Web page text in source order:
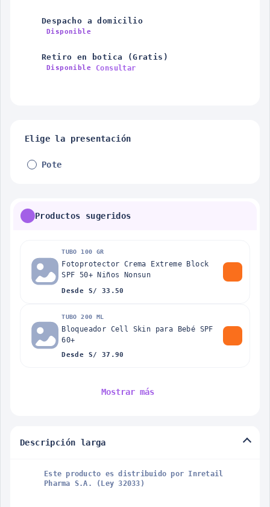
Despacho a domicilio
Disponible
Retiro en botica (Gratis)
Disponible Consultar
Elige la presentación
Pote
Productos sugeridos
TUBO 100 GR
Fotoprotector Crema Extreme Block
SPF 50+ Niños Nonsun
Desde S/ 33.50
TUBO 200 ML
Bloqueador Cell Skin para Bebé SPF
60+
Desde S/ 37.90
Mostrar más
Descripción larga
Este producto es distribuido por Inretail
Pharma S.A. (Ley 32033)